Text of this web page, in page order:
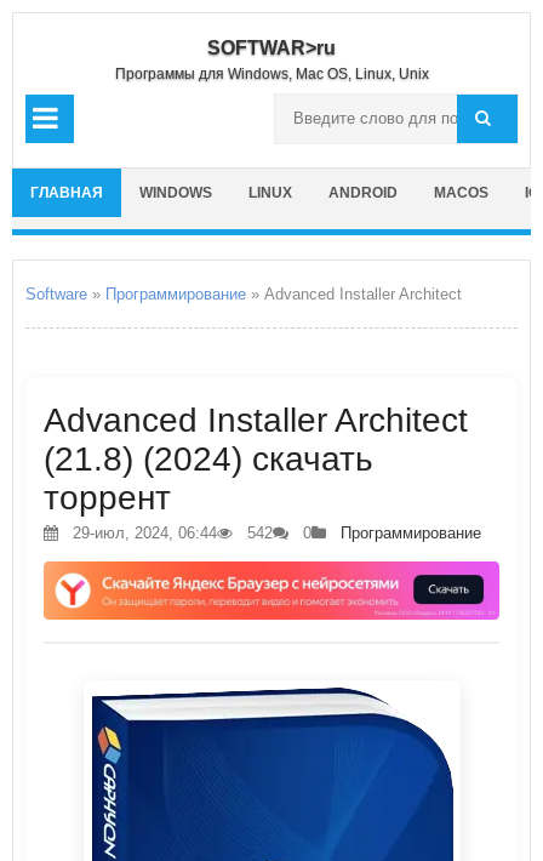
SOFTWAR>ru
Программы для Windows, Mac OS, Linux, Unix
ГЛАВНАЯ WINDOWS LINUX ANDROID MACOS
Software » Программирование » Advanced Installer Architect
Advanced Installer Architect
(21.8) (2024) скачать
торрент
29-июл, 2024, 06:44 542 0 Программирование